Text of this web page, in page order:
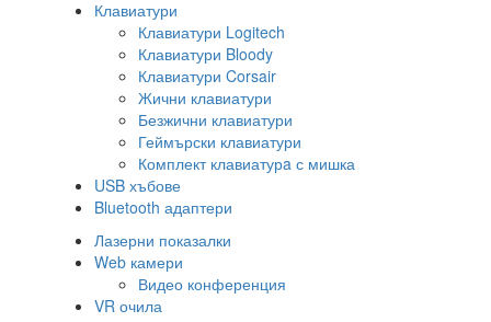
Клавиатури
Клавиатури Logitech
Клавиатури Bloody
Клавиатури Corsair
Жични клавиатури
Безжични клавиатури
Геймърски клавиатури
Комплект клавиатурa с мишка
USB хъбове
Bluetooth адаптери
Лазерни показалки
Web камери
Видео конференция
VR очила